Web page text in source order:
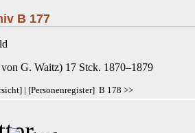
B 177
G. Waitz) 17 Stck. 1870–1879
] | [Personenregister] B 178 >>